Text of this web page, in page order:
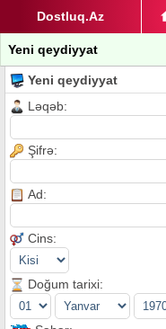
Dostluq.Az
Yeni qeydiyyat
Yeni qeydiyyat
Ləqəb:
Şifrə:
Ad:
Cins:
Doğum tarixi: